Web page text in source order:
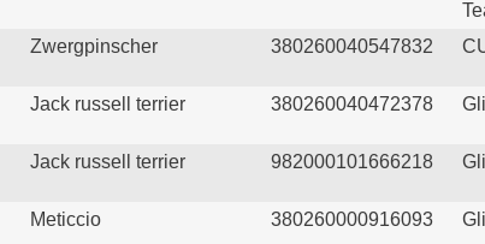
Zwergpinscher 380260040547832
Jack russell terrier 380260040472378
Jack russell terrier 982000101666218
Meticcio 380260000916093